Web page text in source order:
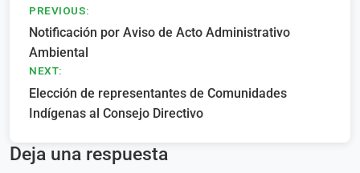
Navegación
de
entradas
PREVIOUS:
Notificación por Aviso de Acto Administrativo
Ambiental
NEXT:
Elección de representantes de Comunidades
Indígenas al Consejo Directivo
Deja una respuesta